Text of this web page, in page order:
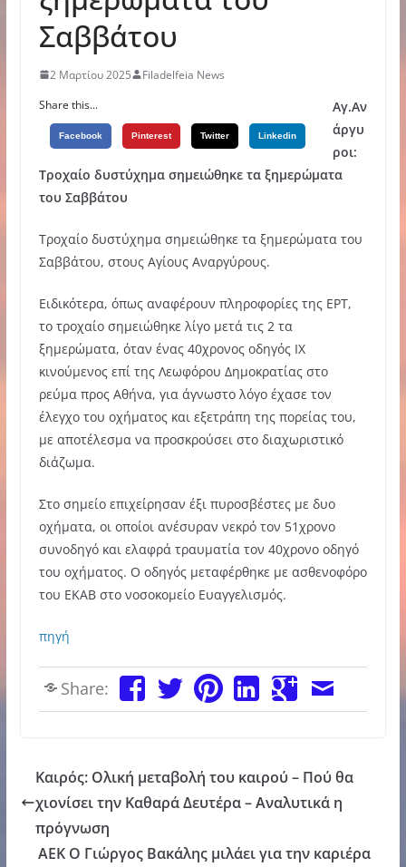
Σαββάτου
2 Μαρτίου 2025
Filadelfeia News
Share this...
Facebook Pinterest Twitter Linkedin
Αγ.Αν
άργυ
ροι:
Τροχαίο δυστύχημα σημειώθηκε τα ξημερώματα
του Σαββάτου
Τροχαίο δυστύχημα σημειώθηκε τα ξημερώματα του
Σαββάτου, στους Αγίους Αναργύρους.
Ειδικότερα, όπως αναφέρουν πληροφορίες της ΕΡΤ,
το τροχαίο σημειώθηκε λίγο μετά τις 2 τα
ξημερώματα, όταν ένας 40χρονος οδηγός ΙΧ
κινούμενος επί της Λεωφόρου Δημοκρατίας στο
ρεύμα προς Αθήνα, για άγνωστο λόγο έχασε τον
έλεγχο του οχήματος και εξετράπη της πορείας του,
με αποτέλεσμα να προσκρούσει στο διαχωριστικό
διάζωμα.
Στο σημείο επιχείρησαν έξι πυροσβέστες με δυο
οχήματα, οι οποίοι ανέσυραν νεκρό τον 51χρονο
συνοδηγό και ελαφρά τραυματία τον 40χρονο οδηγό
του οχήματος. Ο οδηγός μεταφέρθηκε με ασθενοφόρο
του ΕΚΑΒ στο νοσοκομείο Ευαγγελισμός.
πηγή
Share:
Καιρός: Ολική μεταβολή του καιρού – Πού θα
χιονίσει την Καθαρά Δευτέρα – Αναλυτικά η
πρόγνωση
AEK Ο Γιώργος Βακάλης μιλάει για την καριέρα